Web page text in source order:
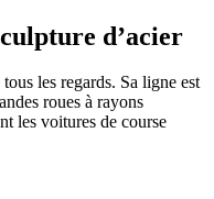
d’acier
tous les regards. Sa ligne est
roues à rayons
les voitures de course